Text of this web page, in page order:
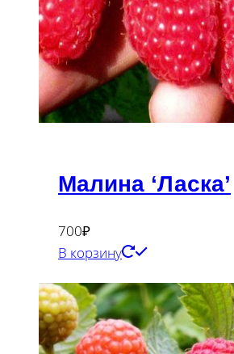
Малина ‘Ласка’
700₽
В корзину